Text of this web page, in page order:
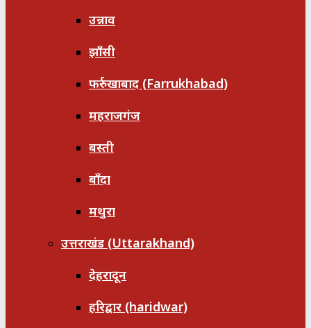
उन्नाव
झाँसी
फर्रुखाबाद (Farrukhabad)
महराजगंज
बस्ती
बाँदा
मथुरा
उत्तराखंड (Uttarakhand)
देहरादून
हरिद्वार (haridwar)